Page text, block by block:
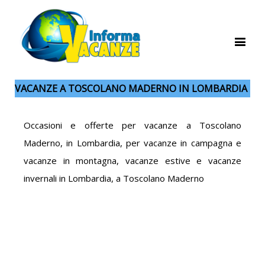
VACANZE A TOSCOLANO MADERNO IN LOMBARDIA
Occasioni e offerte per vacanze a Toscolano
Maderno, in Lombardia, per vacanze in campagna e
vacanze in montagna, vacanze estive e vacanze
invernali in Lombardia, a Toscolano Maderno